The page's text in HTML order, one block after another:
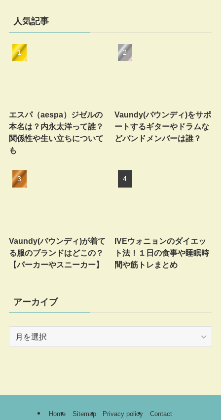
人気記事
エスパ（aespa）ジゼルの
本名は？内永太洋って誰？
関係性や生い立ちについて
も
Vaundy(バウンディ)をサポ
ートするギターやドラムな
どバンドメンバーは誰？
Vaundy(バウンディ)が着て
る服のブランドはどこの？
【パーカーやスニーカー】
IVEウォニョンのダイエッ
ト法！１日の食事や睡眠時
間や筋トレまとめ
アーカイブ
Home Sitemap Privacy policy Contact